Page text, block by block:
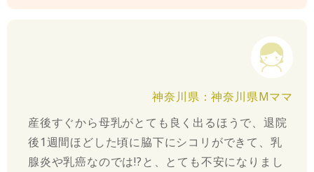
神奈川県：神奈川県Mママ
産後すぐから母乳がとても良く出るほうで、退院
後1週間ほどした頃に脇下にシコリができて、乳
腺炎や乳癌なのでは!?と、とても不安になりまし